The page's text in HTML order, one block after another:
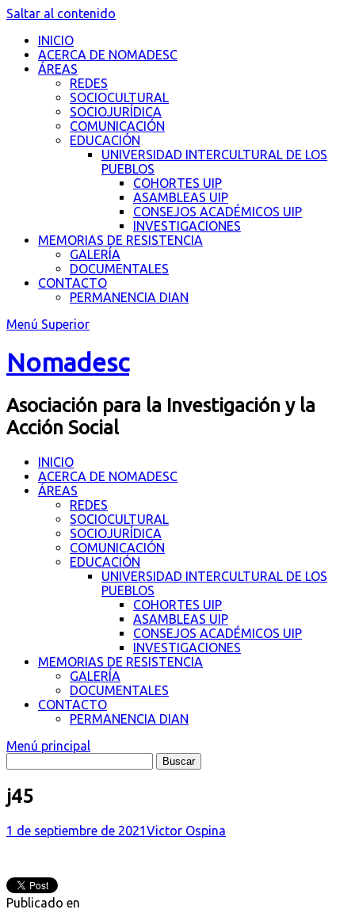
Saltar al contenido
INICIO
ACERCA DE NOMADESC
ÁREAS
REDES
SOCIOCULTURAL
SOCIOJURÍDICA
COMUNICACIÓN
EDUCACIÓN
UNIVERSIDAD INTERCULTURAL DE LOS
PUEBLOS
COHORTES UIP
ASAMBLEAS UIP
CONSEJOS ACADÉMICOS UIP
INVESTIGACIONES
MEMORIAS DE RESISTENCIA
GALERÍA
DOCUMENTALES
CONTACTO
PERMANENCIA DIAN
Menú Superior
Nomadesc
Asociación para la Investigación y la
Acción Social
INICIO
ACERCA DE NOMADESC
ÁREAS
REDES
SOCIOCULTURAL
SOCIOJURÍDICA
COMUNICACIÓN
EDUCACIÓN
UNIVERSIDAD INTERCULTURAL DE LOS
PUEBLOS
COHORTES UIP
ASAMBLEAS UIP
CONSEJOS ACADÉMICOS UIP
INVESTIGACIONES
MEMORIAS DE RESISTENCIA
GALERÍA
DOCUMENTALES
CONTACTO
PERMANENCIA DIAN
Menú principal
j45
1 de septiembre de 2021Victor Ospina
Publicado en